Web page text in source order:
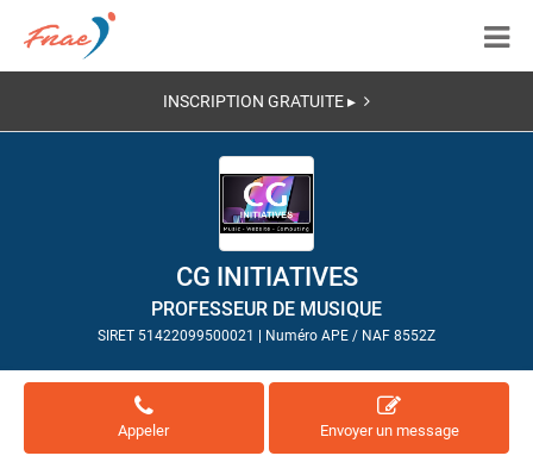
INSCRIPTION GRATUITE ▸
CG INITIATIVES
PROFESSEUR DE MUSIQUE
SIRET 51422099500021 Numéro APE / NAF 8552Z
Appeler Envoyer un message